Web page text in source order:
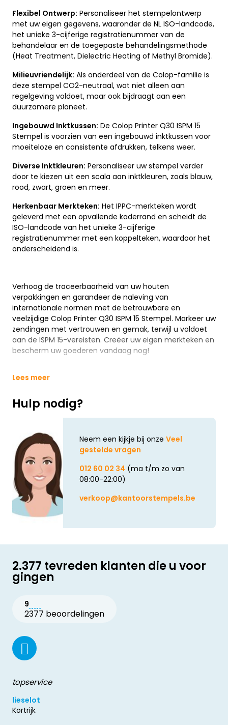
Flexibel Ontwerp: Personaliseer het stempelontwerp
met uw eigen gegevens, waaronder de NL ISO-landcode,
het unieke 3-cijferige registratienummer van de
behandelaar en de toegepaste behandelingsmethode
(Heat Treatment, Dielectric Heating of Methyl Bromide).
Milieuvriendelijk: Als onderdeel van de Colop-familie is
deze stempel CO2-neutraal, wat niet alleen aan
regelgeving voldoet, maar ook bijdraagt aan een
duurzamere planeet.
Ingebouwd Inktkussen: De Colop Printer Q30 ISPM 15
Stempel is voorzien van een ingebouwd inktkussen voor
moeiteloze en consistente afdrukken, telkens weer.
Diverse Inktkleuren: Personaliseer uw stempel verder
door te kiezen uit een scala aan inktkleuren, zoals blauw,
rood, zwart, groen en meer.
Herkenbaar Merkteken: Het IPPC-merkteken wordt
geleverd met een opvallende kaderrand en scheidt de
ISO-landcode van het unieke 3-cijferige
registratienummer met een koppelteken, waardoor het
onderscheidend is.
Verhoog de traceerbaarheid van uw houten
verpakkingen en garandeer de naleving van
internationale normen met de betrouwbare en
veelzijdige Colop Printer Q30 ISPM 15 Stempel. Markeer uw
zendingen met vertrouwen en gemak, terwijl u voldoet
aan de ISPM 15-vereisten. Creëer uw eigen merkteken en
bescherm uw goederen vandaag nog!
Lees meer
Hulp nodig?
Neem een kijkje bij onze Veel
gestelde vragen
012 60 02 34 (ma t/m zo van
08:00-22:00)
verkoop@kantoorstempels.be
2.377 tevreden klanten die u voor
gingen
9
2377 beoordelingen
topservice
lieselot
Kortrijk